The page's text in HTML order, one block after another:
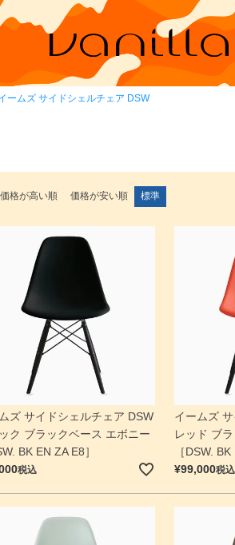
ームズ サイドシェルチェア DSW
価格が高い順 価格が安い順 標準
ズ サイドシェルチェア DSW
ク ブラックベース エボニー
BK EN ZA E8］
税込
イームズ
レッド ブ
［DSW. BK
¥99,000税込